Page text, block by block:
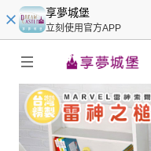
享夢城堡
立刻使用官方APP